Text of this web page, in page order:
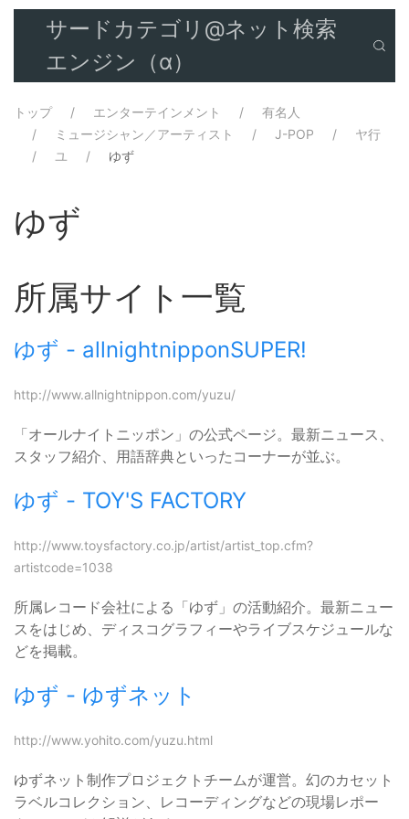
サードカテゴリ@ネット検索
エンジン（α）
トップ エンターテインメント
有名人
ミュージシャン／アーティスト
J-POP
ヤ行
ユ
ゆず
ゆず
所属サイト一覧
ゆず - allnightnipponSUPER!
http://www.allnightnippon.com/yuzu/
「オールナイトニッポン」の公式ページ。最新ニュース、
スタッフ紹介、用語辞典といったコーナーが並ぶ。
ゆず - TOY'S FACTORY
http://www.toysfactory.co.jp/artist/artist_top.cfm?
artistcode=1038
所属レコード会社による「ゆず」の活動紹介。最新ニュー
スをはじめ、ディスコグラフィーやライブスケジュールな
どを掲載。
ゆず - ゆずネット
http://www.yohito.com/yuzu.html
ゆずネット制作プロジェクトチームが運営。幻のカセット
ラベルコレクション、レコーディングなどの現場レポー